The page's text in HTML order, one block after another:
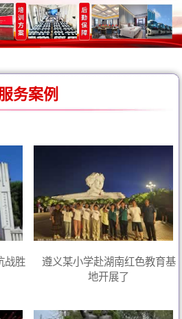
务案例
战胜
遵义某小学赴湖南红色教育基
地开展了